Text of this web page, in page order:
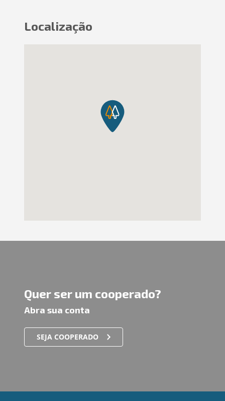
Localização
Quer ser um cooperado?
Abra sua conta
SEJA COOPERADO